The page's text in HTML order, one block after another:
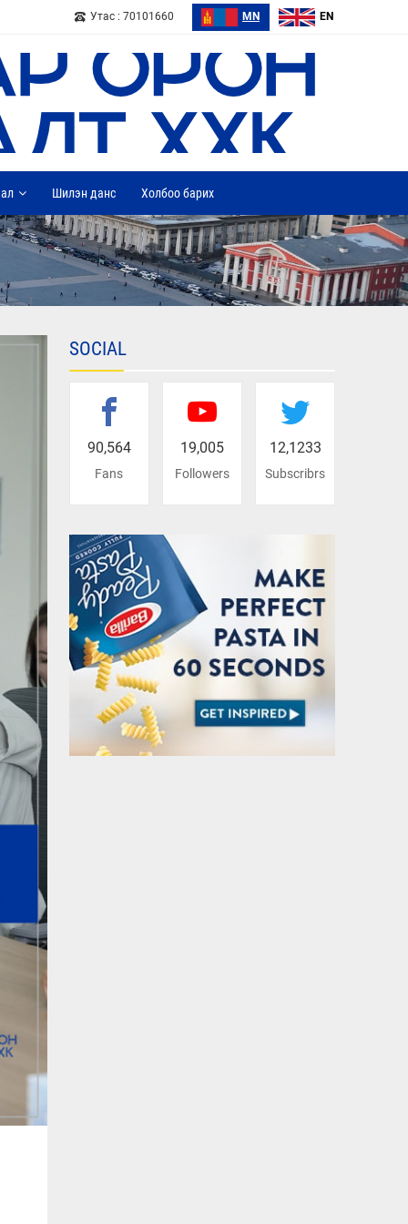
Утас : 70101660 MN EN
Шилэн данс Холбоо барих
SOCIAL
90,564
Fans
19,005
Followers
12,1233
Subscribrs